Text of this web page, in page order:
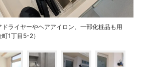
ライヤーやヘアアイロン、一部化粧品も用
1丁目5-2）